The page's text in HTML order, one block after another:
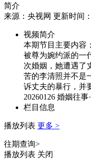
简介
来源：央视网 更新时间
视频简介
本期节目主要内容
被尊为婉约派的一
次婚姻，她遭遇了
苦的李清照并不是
诉丈夫的暴行，并
20260126 婚姻往事
栏目信息
播放列表 更多 >
往期查询>
播放列表 关闭